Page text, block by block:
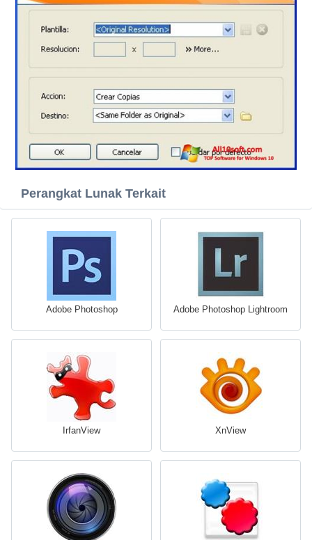
Perangkat Lunak Terkait
Adobe Photoshop Adobe Photoshop Lightroom
IrfanView XnView